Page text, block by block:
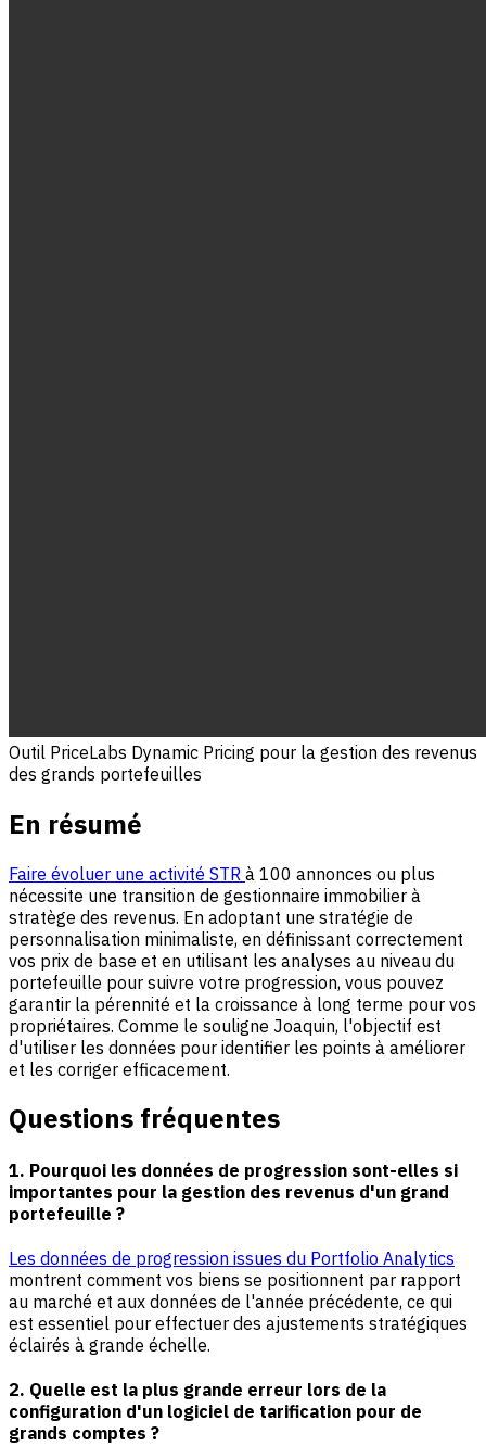
Outil PriceLabs Dynamic Pricing pour la gestion des revenus
des grands portefeuilles
En résumé
Faire évoluer une activité STR à 100 annonces ou plus
nécessite une transition de gestionnaire immobilier à
stratège des revenus. En adoptant une stratégie de
personnalisation minimaliste, en définissant correctement
vos prix de base et en utilisant les analyses au niveau du
portefeuille pour suivre votre progression, vous pouvez
garantir la pérennité et la croissance à long terme pour vos
propriétaires. Comme le souligne Joaquin, l'objectif est
d'utiliser les données pour identifier les points à améliorer
et les corriger efficacement.
Questions fréquentes
1. Pourquoi les données de progression sont-elles si
importantes pour la gestion des revenus d'un grand
portefeuille ?
Les données de progression issues du Portfolio Analytics
montrent comment vos biens se positionnent par rapport
au marché et aux données de l'année précédente, ce qui
est essentiel pour effectuer des ajustements stratégiques
éclairés à grande échelle.
2. Quelle est la plus grande erreur lors de la
configuration d'un logiciel de tarification pour de
grands comptes ?